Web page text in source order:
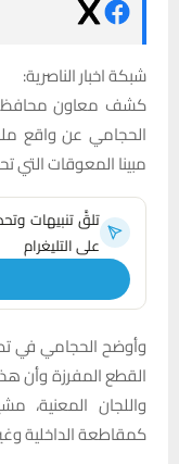
شبكة اخبار الناصرية:
كشف معاون محافظ
الحجامي عن واقع
مبينا المعوقات التي
تلقَّ تنبيهات
على التليغرام
وأوضح الحجامي في
القطع المفرزة وأن
واللجان المعنية،
كمقاطعة الداخلية